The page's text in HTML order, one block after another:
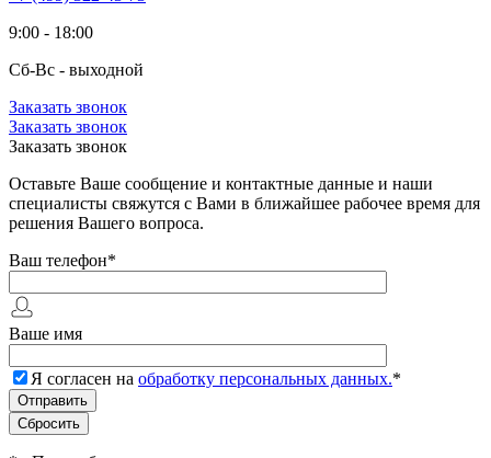
9:00 - 18:00
Сб-Вс - выходной
Заказать звонок
Заказать звонок
Заказать звонок
Оставьте Ваше сообщение и контактные данные и наши
специалисты свяжутся с Вами в ближайшее рабочее время для
решения Вашего вопроса.
Ваш телефон*
Ваше имя
Я согласен на обработку персональных данных.*